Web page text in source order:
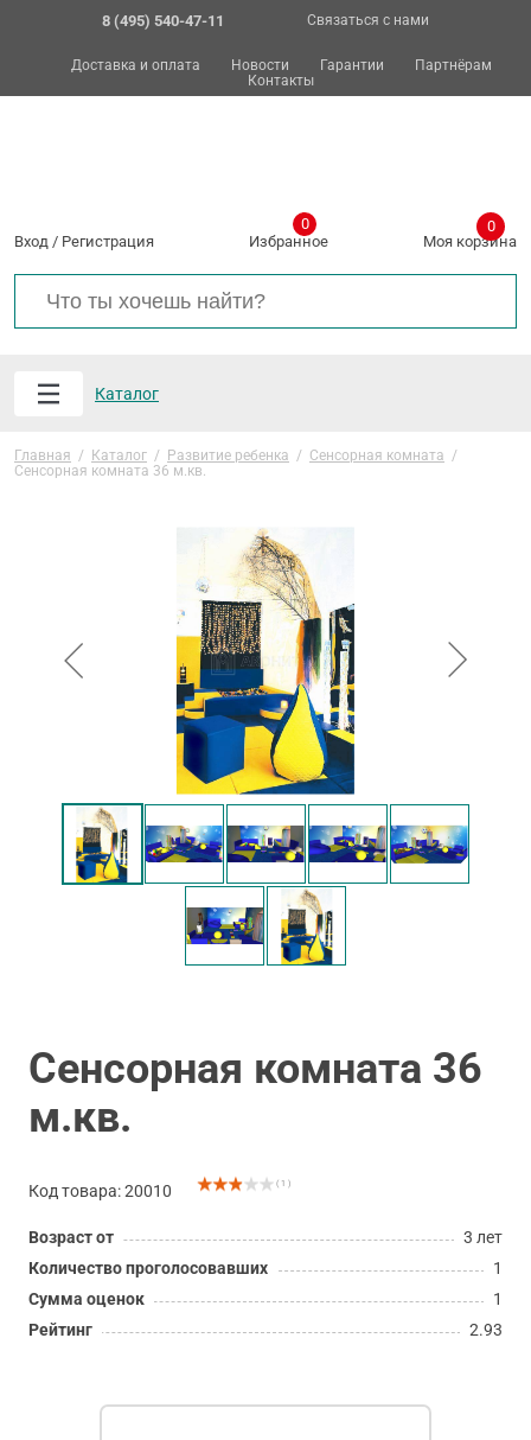
8 (495) 540-47-11 Связаться с нами
Доставка и оплата Новости Гарантии
Партнёрам
Контакты
Вход / Регистрация Избранное
0
Моя корзина
0
Каталог
Главная / Каталог / Развитие ребенка / Сенсорная комната /
Сенсорная комната 36 м.кв.
Сенсорная комната 36
м.кв.
Код товара: 20010 ( 1 )
Возраст от
3 лет
Количество проголосовавших
1
Сумма оценок
1
Рейтинг
2.93